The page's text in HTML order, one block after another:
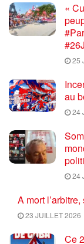
«
25
au
24
24
A mort
23 JUILLET 2026
Ce